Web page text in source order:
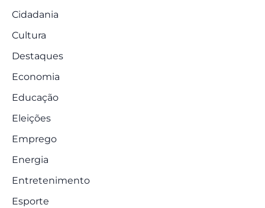
Cidadania
Cultura
Destaques
Economia
Educação
Eleições
Emprego
Energia
Entretenimento
Esporte